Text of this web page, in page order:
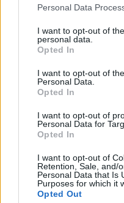
Personal Data
I want to opt-out of
personal data.
Opted In
I want to opt-out of
Personal Data.
Opted In
I want to opt-out of
Personal Data for
Opted In
I want to opt-out of
Retention, Sale, and/
Personal Data that Is
Purposes for which it
Opted Out
Nicolae Pirlea
Pentru unii
conventie
lumea si de a-si
comunitate.
principiile
se agatā de